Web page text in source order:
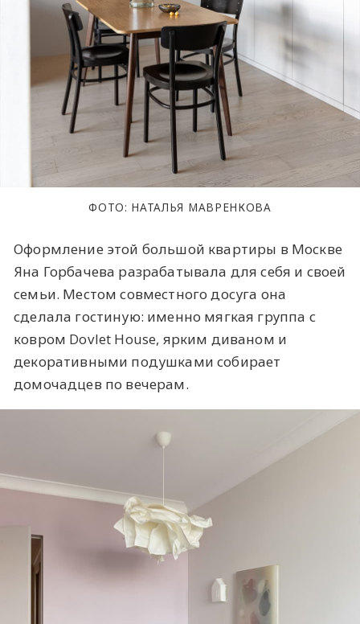
ФОТО: НАТАЛЬЯ МАВРЕНКОВА
Оформление этой большой квартиры в Москве
Яна Горбачева разрабатывала для себя и своей
семьи. Местом совместного досуга она
сделала гостиную: именно мягкая группа с
ковром Dovlet House, ярким диваном и
декоративными подушками собирает
домочадцев по вечерам.